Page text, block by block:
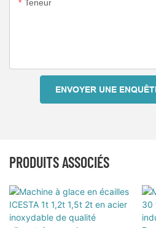
Teneur
ENVOYER UNE
PRODUITS ASSOCIÉS